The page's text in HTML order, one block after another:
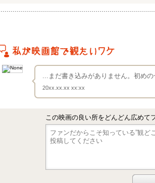
私がこの作品を映画館で観たいワケ
...まだ書き込みがありません。初め
20xx.xx.xx xx:xx
この映画の良い所をどんどん広めて
ご